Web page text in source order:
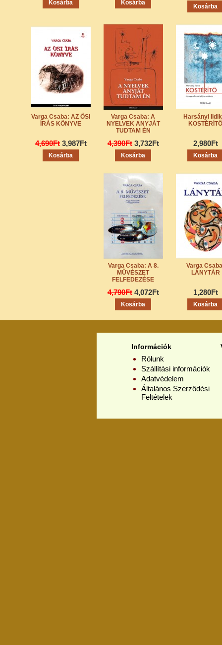
Varga Csaba: AZ ŐSI
ÍRÁS KÖNYVE
4,690Ft 3,987Ft
Varga Csaba: A
NYELVEK ANYJÁT
TUDTAM ÉN
4,390Ft 3,732Ft
Harsányi
KOSTÉRÍTŐ
2,980Ft
Varga Csaba: A 8.
MŰVÉSZET
FELFEDEZÉSE
4,790Ft 4,072Ft
Varga
LÁNYTÁR
1,280Ft
Információk
Rólunk
Szállítási információk
Adatvédelem
Általános Szerződési
Feltételek